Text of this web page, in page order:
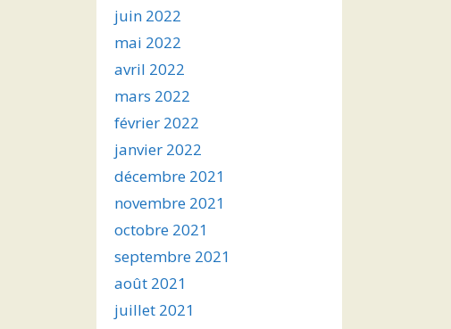
juin 2022
mai 2022
avril 2022
mars 2022
février 2022
janvier 2022
décembre 2021
novembre 2021
octobre 2021
septembre 2021
août 2021
juillet 2021